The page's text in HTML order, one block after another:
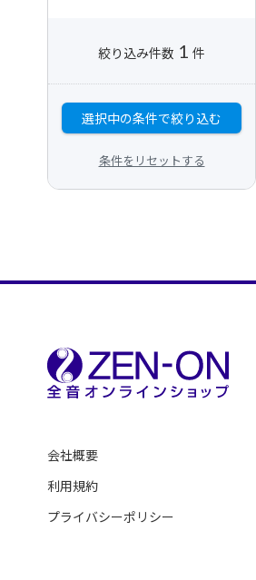
絞り込み件数 1 件
選択中の条件で絞り込む
条件をリセットする
会社概要
利用規約
プライバシーポリシー